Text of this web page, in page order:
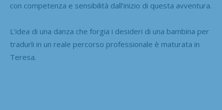
con competenza e sensibilità dall’inizio di questa avventura.
L’idea di una danza che forgia i desideri di una bambina per
tradurli in un reale percorso professionale è maturata in
Teresa.